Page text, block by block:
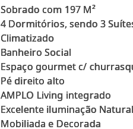
Sobrado com 197 M²
4 Dormitórios, sendo 3
Climatizado
Banheiro Social
Espaço gourmet c/
Pé direito alto
AMPLO Living integrado
Excelente iluminação Natural
Mobiliada e Decorada